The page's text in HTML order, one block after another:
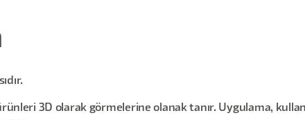
ürünleri 3D olarak görmelerine olanak tanır. Uygulama,